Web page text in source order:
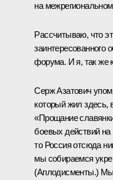
на
Рассчитываю, что
заинтересованного
форума. И я, так же
Серж Азатович
который жил здесь,
«Прощание
боевых действий на
то Россия отсюда
мы собираемся
(Аплодисменты.) Мы